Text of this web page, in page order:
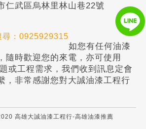
仁武區烏林里林山巷22號
尋：0925929315
如您有任何油漆
隨時歡迎您的來電，亦可使用
或工程需求，我們收到訊息定會
，非常感謝您對大誠油漆工程行
高雄大誠油漆工程行-高雄油漆推薦